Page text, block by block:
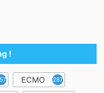
!
ECMO 287